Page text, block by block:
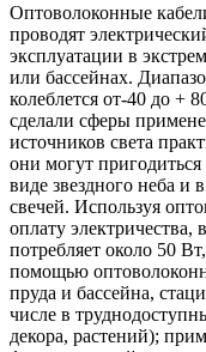
Оптоволоконные
проводят
эксплуатации в
или бассейнах.
колеблется от-40 до +
сделали сферы
источников света
они могут пригодиться
виде звездного неба и
свечей. Используя
оплату электричества,
потребляет около 50
помощью
пруда и бассейна,
числе в
декора, растений);